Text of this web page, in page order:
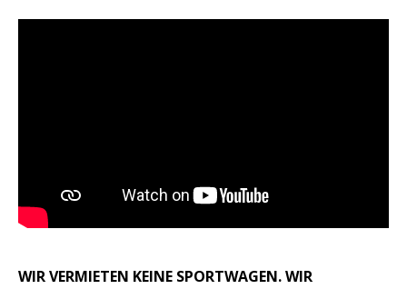
WIR VERMIETEN KEINE SPORTWAGEN. WIR